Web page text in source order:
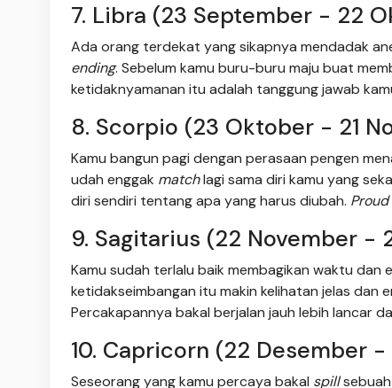
7. Libra (23 September - 22
Ada orang terdekat yang sikapnya mendadak
ending. Sebelum kamu buru-buru maju buat
ketidaknyamanan itu adalah tanggung jawab
8. Scorpio (23 Oktober - 21
Kamu bangun pagi dengan perasaan pengen
udah enggak matchlagi sama diri kamu yang
diri sendiri tentang apa yang harus diubah.
9. Sagitarius (22 November -
Kamu sudah terlalu baik membagikan waktu dan
ketidakseimbangan itu makin kelihatan jelas dan
Percakapannya bakal berjalan jauh lebih lancar
10. Capricorn (22 Desember -
Seseorang yang kamu percaya bakal spill